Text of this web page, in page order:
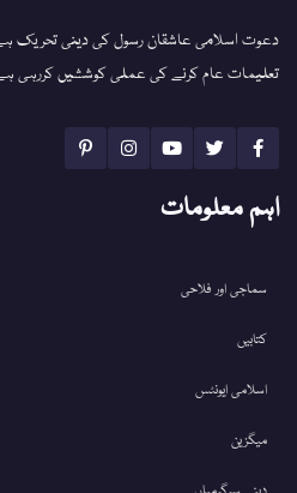
دعوت اسلامی عاشقان رسول کی دینی تحریک ہے
تعلیمات عام کرنے کی عملی کوششیں کررہی
اہم معلومات
سماجی اور فلاحی
کتابیں
اسلامی ایونٹس
میگزین